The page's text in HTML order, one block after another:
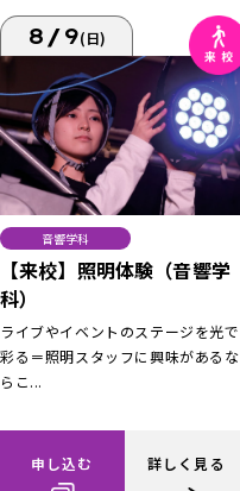
8/9(日)
音響学科
【来校】照明体験（音響学
科）
ライブやイベントのステージを光で
彩る＝照明スタッフに興味があるな
らこ...
申し込む 詳しく見る